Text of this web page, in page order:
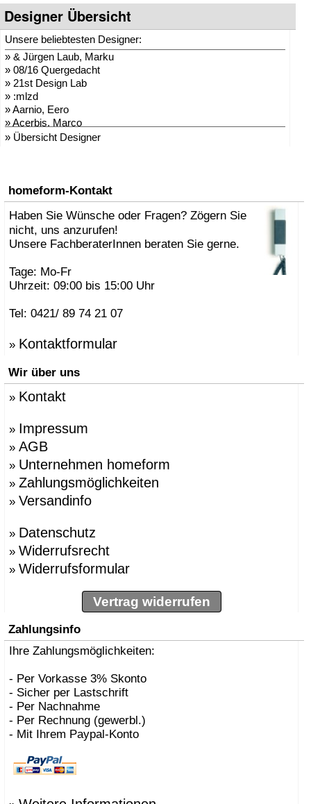
Designer Übersicht
Unsere beliebtesten Designer:
» & Jürgen Laub, Marku
» 08/16 Quergedacht
» 21st Design Lab
» :mlzd
»Aarnio, Eero
»Acerbis, Marco
» Adam + Harborth
»AK47 Team
»Alberto Brogliato
»Alberto Fabbian
»Alex Sachetti
» Alexander Schenk
»amei
» Andrea Crosetta
»Andreas Ulbricht
»Anna-Maria Nilsson
»Antonio Norero
»Apartment 8
»Arne Jacobsen
»Atmosphere Globus
»Azumi, Shin & Tomoko
Babled, Emmanuel
»Bao-Nghi Droste
»Barnaby Gunning
Bastian Prieler
Batisse, Laurent
»BBMDS
»Berti, Enzo
Besau Marguerre , St
»Biokamine, Safretti
»Biscaro, Giorgio
BOLLES+WILSON
»Bonetto, Rodolfo
»Bonucelli, Dante
»Borer, Carlo
» Bozzoli, Lorenza
Brogliato, Alberto
Bruno Houssin
Bruno Rainaldi
Büscher, Sebastian D
Carlo Borer
Carlo Costantini
» Übersicht Designer
homeform-Kontakt
Haben Sie Wünsche oder Fragen? Zögern Sie
nicht, uns anzurufen!
Unsere FachberaterInnen beraten Sie gerne.
Tage: Mo-Fr
Uhrzeit: 09:00 bis 15:00 Uhr
Tel: 0421/ 89 74 21 07
» Kontaktformular
Wir über uns
» Kontakt
» Impressum
» AGB
» Unternehmen homeform
» Zahlungsmöglichkeiten
» Versandinfo
» Datenschutz
» Widerrufsrecht
» Widerrufsformular
Vertrag widerrufen
Zahlungsinfo
Ihre Zahlungsmöglichkeiten:
- Per Vorkasse 3% Skonto
- Sicher per Lastschrift
- Per Nachnahme
- Per Rechnung (gewerbl.)
- Mit Ihrem Paypal-Konto